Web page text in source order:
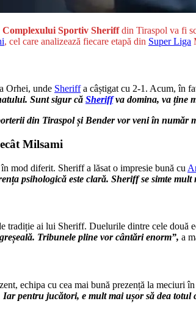
Sportiv Sheriffdin Tiraspol va fi
, cel care analizează fiecare etapă din Super Liga
Orhei, unde Sheriffa câștigat cu 2-1. Acum, în
Sunt sigur că Sheriffva domina, va ține
din Tiraspol și Bender vor veni în număr
Milsami
mod diferit. Sheriff a lăsat o impresie bună cu
psihologică este clară. Sheriff se simte
tradiție ai lui Sheriff. Duelurile dintre cele două
Tribunele pline vor cântări enorm”, a
echipa cu cea mai bună prezență la meciuri
pentru jucători, e mult mai ușor să dea totul